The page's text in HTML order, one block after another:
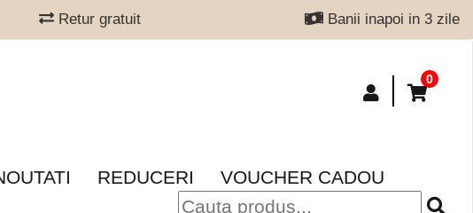
Retur gratuit Banii inapoi in 3 zile
0
REDUCERI VOUCHER CADOU